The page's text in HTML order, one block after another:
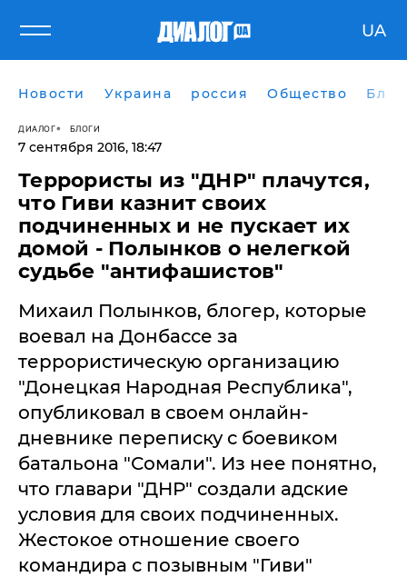
UA
Новости Украина россия Общество
ДИАЛОГ БЛОГИ
7 сентября 2016, 18:47
Террористы из "ДНР" плачутся,
что Гиви казнит своих
подчиненных и не пускает их
домой - Полынков о нелегкой
судьбе "антифашистов"
Михаил Полынков, блогер, которые
воевал на Донбассе за
террористическую организацию
"Донецкая Народная Республика",
опубликовал в своем онлайн-
дневнике переписку с боевиком
батальона "Сомали". Из нее понятно,
что главари "ДНР" создали адские
условия для своих подчиненных.
Жестокое отношение своего
командира с позывным "Гиви"